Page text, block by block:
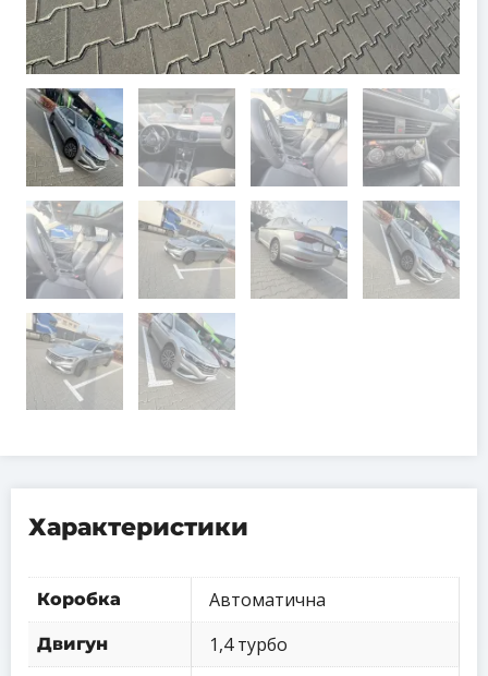
Характеристики
Коробка Автоматична
Двигун 1,4 турбо